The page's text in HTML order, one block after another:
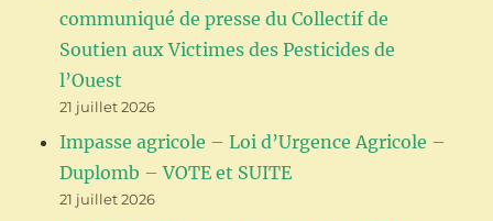
communiqué de presse du Collectif de
Soutien aux Victimes des Pesticides de
l’Ouest
21 juillet 2026
Impasse agricole – Loi d’Urgence Agricole –
Duplomb – VOTE et SUITE
21 juillet 2026